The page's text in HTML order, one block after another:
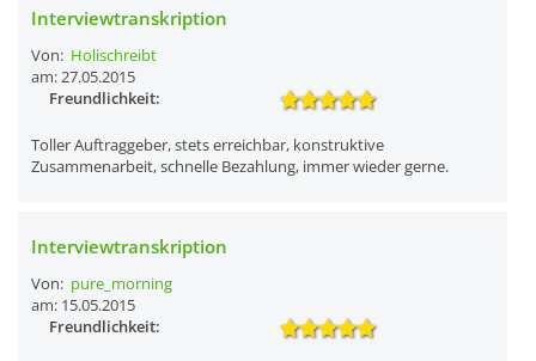
Interviewtranskription
Von: Holischreibt
am: 27.05.2015
Freundlichkeit:
Toller Auftraggeber, stets erreichbar, konstruktive
Zusammenarbeit, schnelle Bezahlung, immer wieder gerne.
Interviewtranskription
Von: pure_morning
am: 15.05.2015
Freundlichkeit: